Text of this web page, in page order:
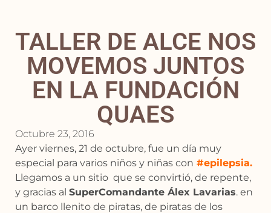
TALLER DE ALCE NOS
MOVEMOS JUNTOS
EN LA FUNDACIÓN
QUAES
Octubre 23, 2016
Ayer viernes, 21 de octubre, fue un día muy
especial para varios niños y niñas con #epilepsia.
Llegamos a un sitio que se convirtió, de repente,
y gracias al SuperComandante Álex Lavarias. en
un barco llenito de piratas, de piratas de los